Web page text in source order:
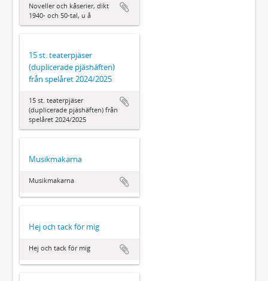
Noveller och kåserier, dikt
1940- och 50-tal, u å
15 st. teaterpjäser
(duplicerade pjäshäften)
från spelåret 2024/2025
15 st. teaterpjäser
(duplicerade pjäshäften) från
spelåret 2024/2025
Musikmakarna
Musikmakarna
Hej och tack för mig
Hej och tack för mig